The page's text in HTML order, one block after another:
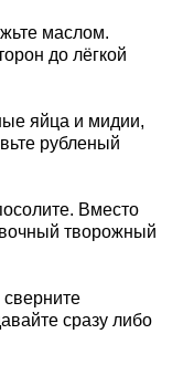
маслом.
до лёгкой
яйца и мидии,
рубленый
Вместо
творожный
сразу либо